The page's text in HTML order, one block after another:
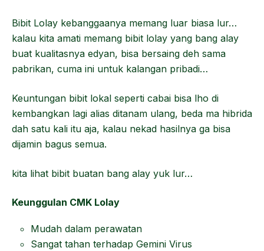
Bibit Lolay kebanggaanya memang luar biasa lur…
kalau kita amati memang bibit lolay yang bang alay
buat kualitasnya edyan, bisa bersaing deh sama
pabrikan, cuma ini untuk kalangan pribadi…
Keuntungan bibit lokal seperti cabai bisa lho di
kembangkan lagi alias ditanam ulang, beda ma hibrida
dah satu kali itu aja, kalau nekad hasilnya ga bisa
dijamin bagus semua.
kita lihat bibit buatan bang alay yuk lur…
Keunggulan CMK Lolay
Mudah dalam perawatan
Sangat tahan terhadap Gemini Virus